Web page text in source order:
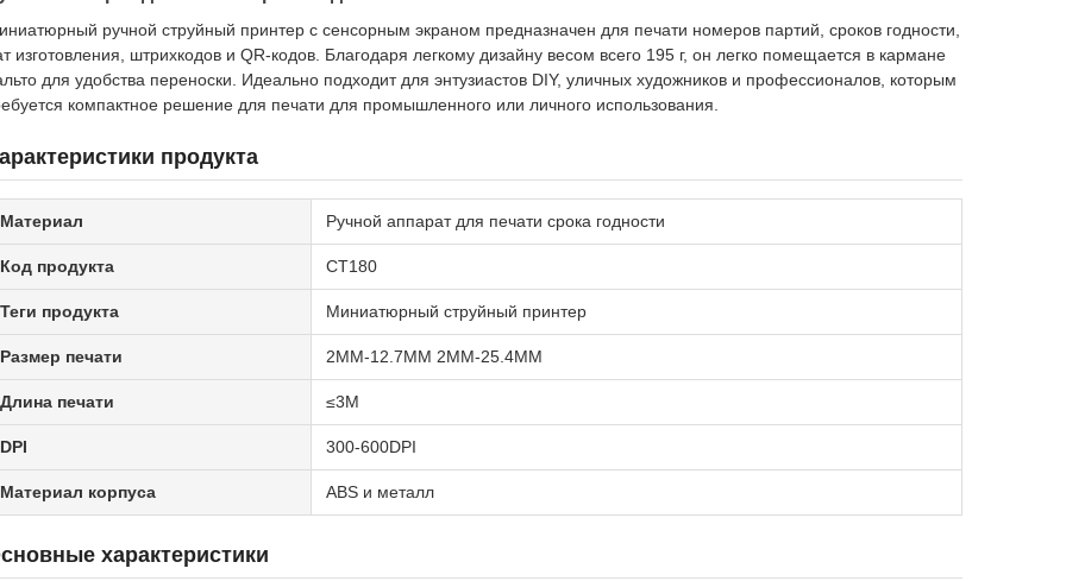
ручной струйный принтер с сенсорным экраном предназначен для печати номеров партий, сроков годности,
изготовления, штрихкодов и QR-кодов. Благодаря легкому дизайну весом всего 195 г, он легко помещается в кармане
для удобства переноски. Идеально подходит для энтузиастов DIY, уличных художников и профессионалов, которым
компактное решение для печати для промышленного или личного использования.
продукта
Материал Ручной аппарат для печати срока годности
Код продукта CT180
Теги продукта Миниатюрный струйный принтер
Размер печати 2MM-12.7MM 2MM-25.4MM
Длина печати ≤3M
DPI 300-600DPI
Материал корпуса ABS и металл
характеристики